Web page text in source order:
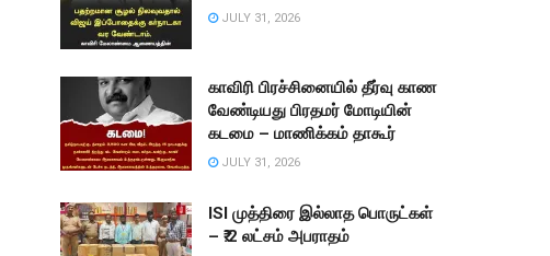
JULY 31, 2026
காவிரி பிரச்சினையில் தீர்வு காண
வேண்டியது பிரதமர் மோடியின்
கடமை – மாணிக்கம் தாகூர்
JULY 31, 2026
ISI முத்திரை இல்லாத பொருட்கள்
– ₹.2 லட்சம் அபராதம்